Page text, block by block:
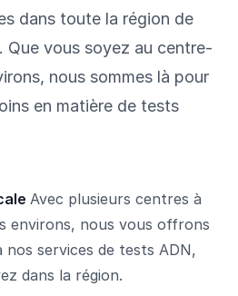
dans toute la région de
Que vous soyez au centre-
nous sommes là pour
en matière de tests
Avec plusieurs centres à
environs, nous vous offrons
nos services de tests ADN,
dans la région.